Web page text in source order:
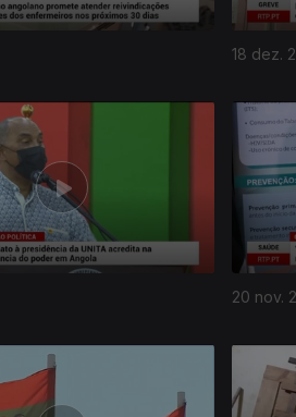
18 dez.
20 nov.